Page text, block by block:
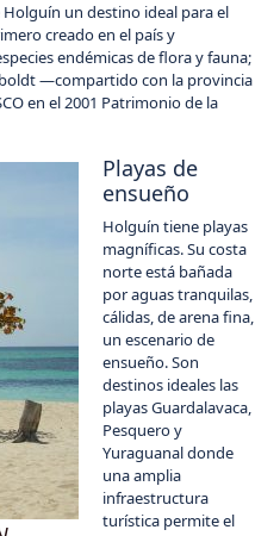
un destino ideal para el
creado en el país y
endémicas de flora y fauna;
—compartido con la provincia
en el 2001 Patrimonio de la
Playas de
ensueño
Holguín tiene playas
magníficas. Su costa
norte está bañada
por aguas tranquilas,
cálidas, de arena fina,
un escenario de
ensueño. Son
destinos ideales las
playas Guardalavaca,
Pesquero y
Yuraguanal donde
una amplia
infraestructura
turística permite el